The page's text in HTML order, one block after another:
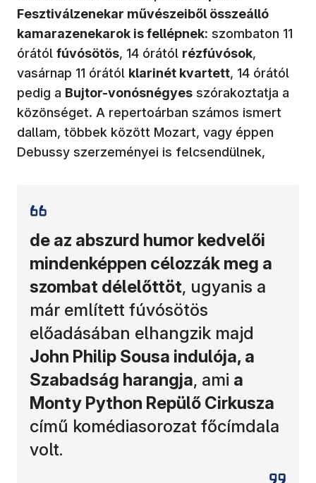
Fesztiválzenekar művészeiből összeálló
kamarazenekarok is fellépnek: szombaton 11
órától fúvósötös, 14 órától rézfúvósok,
vasárnap 11 órától klarinét kvartett, 14 órától
pedig a Bujtor-vonósnégyes szórakoztatja a
közönséget. A repertoárban számos ismert
dallam, többek között Mozart, vagy éppen
Debussy szerzeményei is felcsendülnek,
de az abszurd humor kedvelői
mindenképpen célozzák meg a
szombat délelőttöt, ugyanis a
már említett fúvósötös
előadásában elhangzik majd
John Philip Sousa indulója, a
Szabadság harangja, ami a
Monty Python Repülő Cirkusza
című komédiasorozat főcímdala
volt.